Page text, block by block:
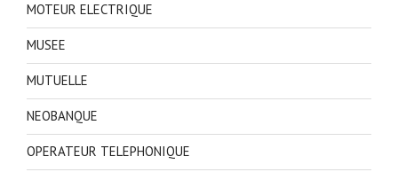
MOTEUR ELECTRIQUE
MUSEE
MUTUELLE
NEOBANQUE
OPERATEUR TELEPHONIQUE